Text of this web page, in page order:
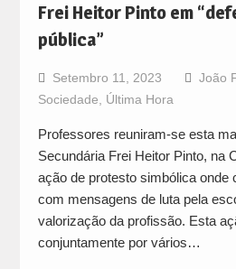
Frei Heitor Pinto em
pública”
Setembro 11, 2023 João
Sociedade
Última Hora
Professores reuniram-se esta
Secundária Frei Heitor Pinto, na
ação de protesto simbólica onde
com mensagens de luta pela
valorização da profissão. Esta
conjuntamente por vários…